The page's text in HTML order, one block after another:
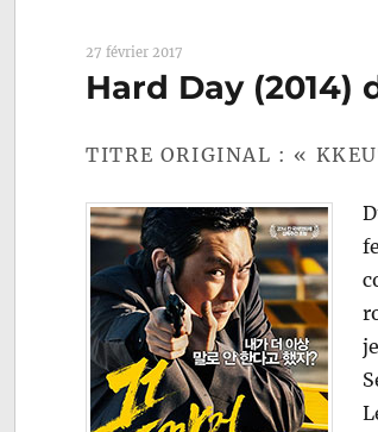
l’article
27 février 2017
Hard Day (2014)
TITRE ORIGINAL : «